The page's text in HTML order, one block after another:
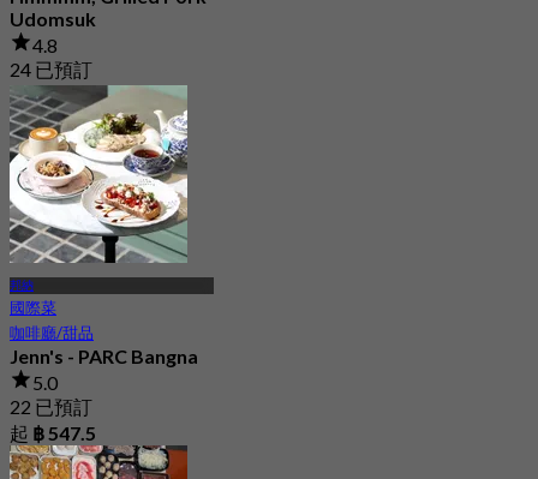
Udomsuk
4.8
24 已預訂
起฿ 190
邦納
國際菜
咖啡廳/甜品
Jenn's - PARC Bangna
5.0
22 已預訂
起 ฿ 547.5